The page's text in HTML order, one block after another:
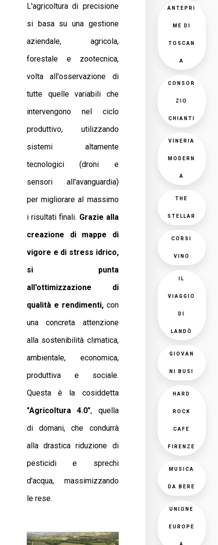
L'agricoltura di precisione
si basa su una gestione
aziendale, agricola,
forestale e zootecnica,
volta all'osservazione di
tutte quelle variabili che
intervengono nel ciclo
produttivo, utilizzando
sistemi altamente
tecnologici (droni e
sensori all'avanguardia)
per migliorare al massimo
i risultati finali. Grazie alla
creazione di mappe di
vigore e di stress idrico,
si punta
all'ottimizzazione di
qualità e rendimenti,con
una concreta attenzione
alla sostenibilità climatica,
ambientale, economica,
produttiva e sociale.
Questa è la cosiddetta
"Agricoltura 4.0", quella
di domani, che condurrà
alla drastica riduzione di
pesticidi e sprechi
d'acqua, massimizzando
le rese.
ANTEPRI
ME DI
TOSCAN
A
CONSOR
ZIO
CHIANTI
VINERIA
MODERN
A
THE
STELLAR
CORSI
VINO
IL
VIAGGIO
DI
LANDÒ
GIOVAN
NI BUSI
HARD
ROCK
CAFE
FIRENZE
MUSICA
DA BERE
UNIONE
EUROPE